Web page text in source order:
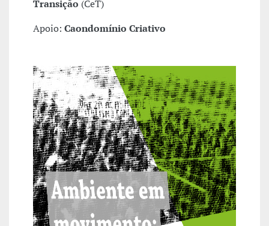
Transição (CeT)
Apoio: Caondomínio Criativo